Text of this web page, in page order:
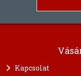
Kapcsolat